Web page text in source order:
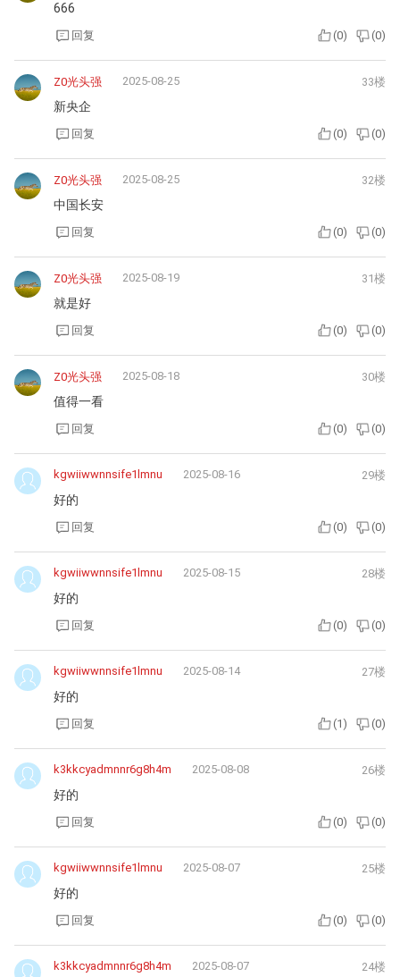
666
回复 (0) (0)
Z0光头强 2025-08-25 33楼
新央企
回复 (0) (0)
Z0光头强 2025-08-25 32楼
中国长安
回复 (0) (0)
Z0光头强 2025-08-19 31楼
就是好
回复 (0) (0)
Z0光头强 2025-08-18 30楼
值得一看
回复 (0) (0)
kgwiiwwnnsife1lmnu 2025-08-16 29楼
好的
回复 (0) (0)
kgwiiwwnnsife1lmnu 2025-08-15 28楼
好的
回复 (0) (0)
kgwiiwwnnsife1lmnu 2025-08-14 27楼
好的
回复 (1 ) (0)
k3kkcyadmnnr6g8h4m 2025-08-08 26楼
好的
回复 (0) (0)
kgwiiwwnnsife1lmnu 2025-08-07 25楼
好的
回复 (0) (0)
k3kkcyadmnnr6g8h4m 2025-08-07 24楼